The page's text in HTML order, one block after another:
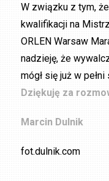
W związku z tym,
kwalifikacji na
ORLEN Warsaw
nadzieję, że
mógł się już w
Dziękuję za
Marcin Dulnik
fot.dulnik.com